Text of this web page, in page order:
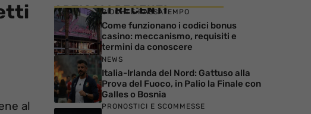
al
ARTICOLI RECENTI
GIOCHI E PASSATEMPO
Come funzionano i codici bonus
casino: meccanismo, requisiti e
termini da conoscere
NEWS
Italia-Irlanda del Nord: Gattuso alla
Prova del Fuoco, in Palio la Finale con
Galles o Bosnia
PRONOSTICI E SCOMMESSE